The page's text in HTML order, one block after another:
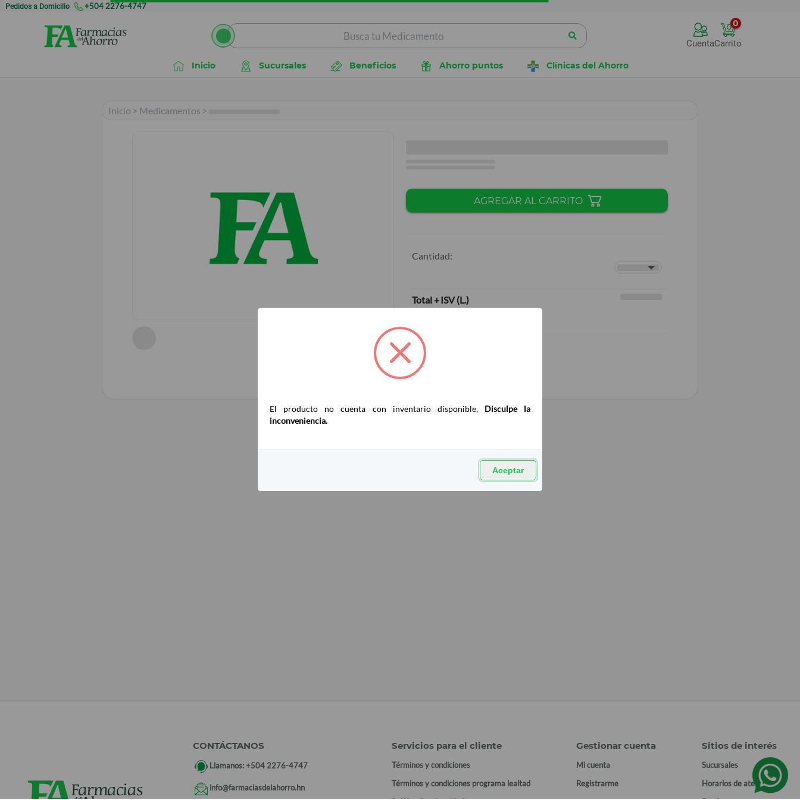
Pedidos a Domicilio +504 2276-4747
Cuenta
0
Carrito
Inicio Sucursales Beneficios Ahorro puntos Clínicas del Ahorro
Inicio > Medicamentos >
AGREGAR AL CARRITO
Cantidad:
Total + ISV(L.)
CONTÁCTANOS
Llamanos:+504 2276-4747
info@farmaciasdelahorro.hn
Servicios para el cliente
Términos y condiciones
Términos y condiciones programa lealtad
Gestionar cuenta
Mi cuenta
Registrarme
Sitios de interés
Sucursales
Horarios de atención
El producto no cuenta con inventario disponible, Disculpe la
inconveniencia.
Aceptar